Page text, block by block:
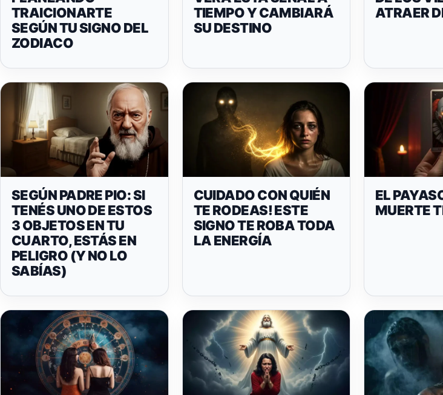
TRAICIONARTE
SEGÚN TU SIGNO DEL
ZODIACO
TIEMPO Y CAMBIARÁ
SU DESTINO
ATRAER
SEGÚN PADRE PIO: SI
TENÉS UNO DE ESTOS
3 OBJETOS EN TU
CUARTO, ESTÁS EN
PELIGRO (Y NO LO
SABÍAS)
CUIDADO CON QUIÉN
TE RODEAS! ESTE
SIGNO TE ROBA TODA
LA ENERGÍA
EL
MUERTE